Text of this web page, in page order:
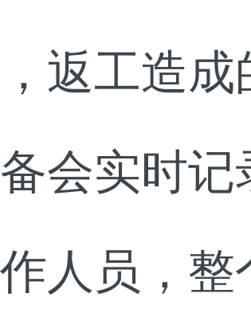
返工造
会实时
人员，